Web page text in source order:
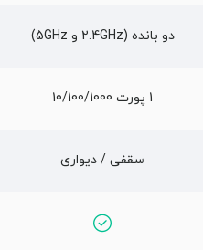
دو بانده (2.4GHz و 5GHz)
1 پورت 10/100/1000
سقفی / دیواری